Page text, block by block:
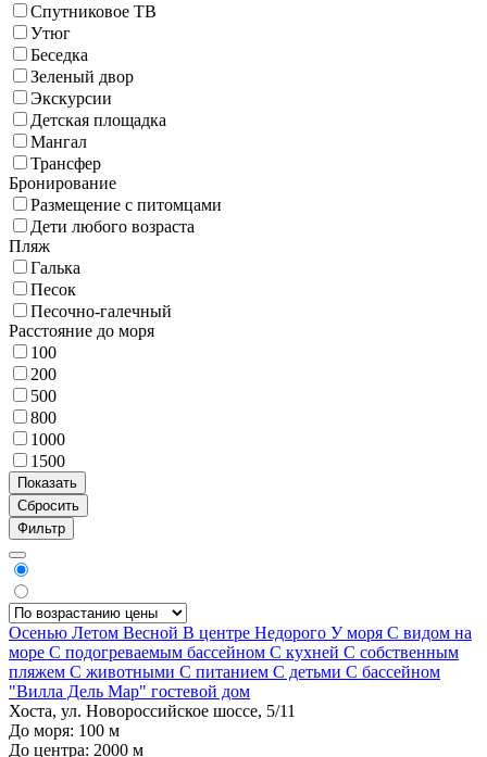
Спутниковое ТВ
Утюг
Беседка
Зеленый двор
Экскурсии
Детская площадка
Мангал
Трансфер
Бронирование
Размещение с питомцами
Дети любого возраста
Пляж
Галька
Песок
Песочно-галечный
Расстояние до моря
100
200
500
800
1000
1500
Фильтр
Осенью Летом Весной В центре Недорого У моря С видом на
море С подогреваемым бассейном С кухней С собственным
пляжем С животными С питанием С детьми С бассейном
"Вилла Дель Мар" гостевой дом
Хоста, ул. Новороссийское шоссе, 5/11
До моря: 100 м
До центра: 2000 м